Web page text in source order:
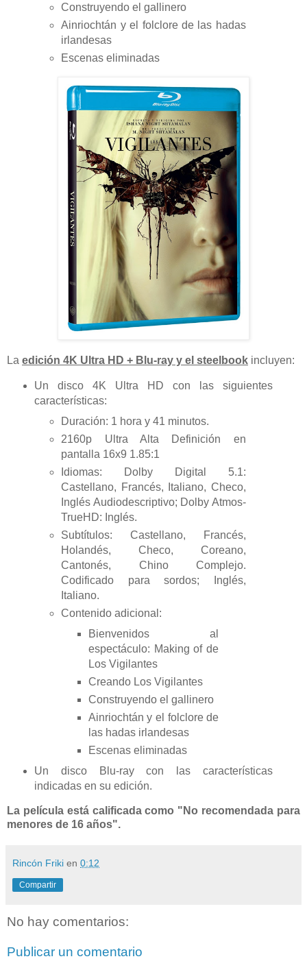
Construyendo el gallinero
Ainriochtán y el folclore de las hadas
irlandesas
Escenas eliminadas
La edición 4K Ultra HD + Blu-ray y el steelbook incluyen:
Un disco 4K Ultra HD con las siguientes
características:
Duración: 1 hora y 41 minutos.
2160p Ultra Alta Definición en
pantalla 16x9 1.85:1
Idiomas: Dolby Digital 5.1:
Castellano, Francés, Italiano, Checo,
Inglés Audiodescriptivo; Dolby Atmos-
TrueHD: Inglés.
Subtítulos: Castellano, Francés,
Holandés, Checo, Coreano,
Cantonés, Chino Complejo.
Codificado para sordos; Inglés,
Italiano.
Contenido adicional:
Bienvenidos al
espectáculo: Making of de
Los Vigilantes
Creando Los Vigilantes
Construyendo el gallinero
Ainriochtán y el folclore de
las hadas irlandesas
Escenas eliminadas
Un disco Blu-ray con las características
indicadas en su edición.
La película está calificada como "No recomendada para
menores de 16 años".
Rincón Friki en 0:12
Compartir
No hay comentarios:
Publicar un comentario